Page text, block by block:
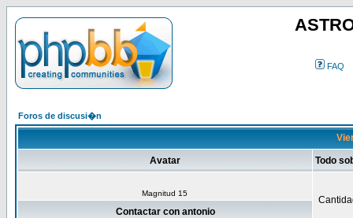
FAQ
Foros de discusi�n
Avatar Todo
Magnitud 15
Contactar con antonio